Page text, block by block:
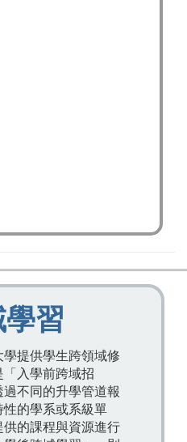
習
學提供學生跨領域修
入學前跨域招
不同的升學管道報
的學系或系級單
的課程與資源進行